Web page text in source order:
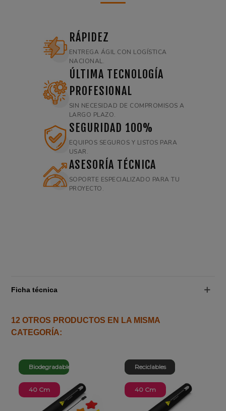
RÁPIDEZ
ENTREGA ÁGIL CON LOGÍSTICA
NACIONAL.
ÚLTIMA TECNOLOGÍA
PROFESIONAL
SIN NECESIDAD DE COMPROMISOS A
LARGO PLAZO.
SEGURIDAD 100%
EQUIPOS SEGUROS Y LISTOS PARA
USAR.
ASESORÍA TÉCNICA
SOPORTE ESPECIALIZADO PARA TU
PROYECTO.
Ficha técnica
12 OTROS PRODUCTOS EN LA MISMA
CATEGORÍA:
Biodegradable
40 Cm
Biodegradable
40 Cm
Reciclables